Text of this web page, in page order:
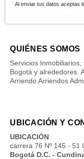
Al enviar tus datos aceptas
QUIÉNES SOMOS
Servicios
Bogotá y alrededores.
Arriendo Arriendos
UBICACIÓN Y
UBICACIÓN
carrera 76 Nº 145 - 51
Bogotá D.C. -